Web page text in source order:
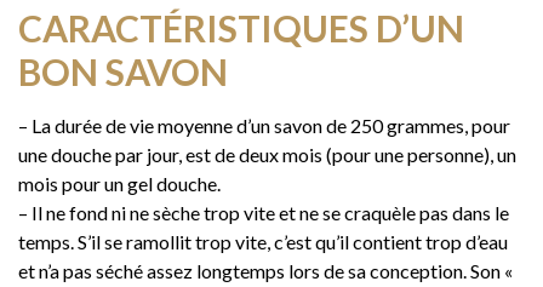
CARACTÉRISTIQUES D’UN
BON SAVON
– La durée de vie moyenne d’un savon de 250 grammes, pour
une douche par jour, est de deux mois (pour une personne), un
mois pour un gel douche.
– Il ne fond ni ne sèche trop vite et ne se craquèle pas dans le
temps. S’il se ramollit trop vite, c’est qu’il contient trop d’eau
et n’a pas séché assez longtemps lors de sa conception. Son «